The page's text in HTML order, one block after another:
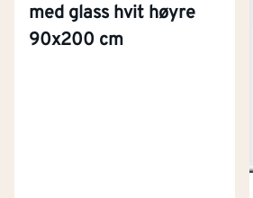
med glass hvit høyre
90x200 cm